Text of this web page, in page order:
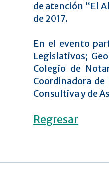
de atención “El
de 2017.
En el evento
Legislativos;
Colegio de
Coordinadora
Consultiva y de
Regresar